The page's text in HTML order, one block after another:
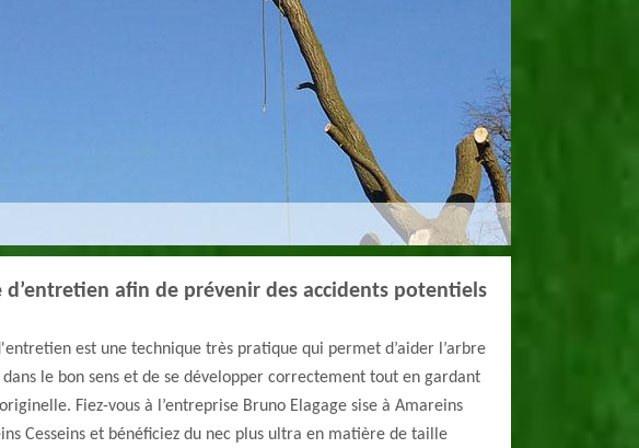
d’entretien afin de prévenir des accidents potentiels
est une technique très pratique qui permet d’aider l’arbre
dans le bon sens et de se développer correctement tout en gardant
Fiez-vous à l’entreprise Bruno Elagage sise à Amareins
Cesseins et bénéficiez du nec plus ultra en matière de taille